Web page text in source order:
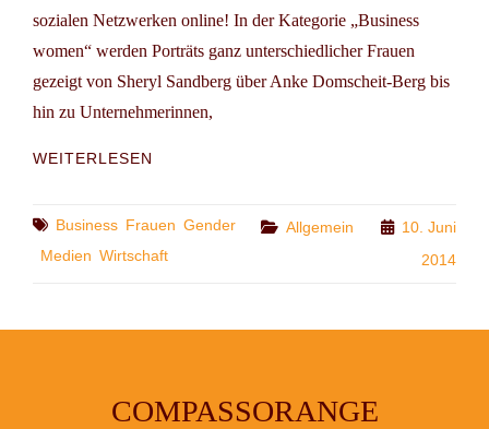
sozialen Netzwerken online! In der Kategorie „Business
women“ werden Porträts ganz unterschiedlicher Frauen
gezeigt von Sheryl Sandberg über Anke Domscheit-Berg bis
hin zu Unternehmerinnen,
WEITERLESEN
Tags
Business Frauen Gender
Medien Wirtschaft
Categories
Allgemein
10. Juni
2014
COMPASSORANGE